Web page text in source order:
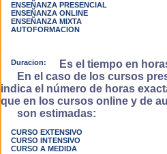
ENSEÑANZA PRESENCIAL
ENSEÑANZA ONLINE
ENSEÑANZA MIXTA
AUTOFORMACION
Duracion:
Es el tiempo en
En el caso de los cursos
indica el número de horas
que en los cursos online y de
son estimadas:
CURSO EXTENSIVO
CURSO INTENSIVO
CURSO A MEDIDA